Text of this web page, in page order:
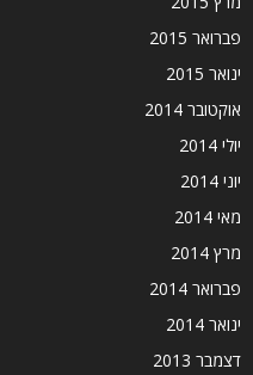
פברואר 2015
ינואר 2015
אוקטובר 2014
יולי 2014
יוני 2014
מאי 2014
מרץ 2014
פברואר 2014
ינואר 2014
דצמבר 2013